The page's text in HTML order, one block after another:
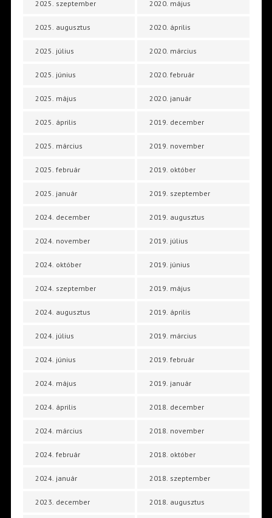
2025. szeptember
2025. augusztus
2025. július
2025. június
2025. május
2025. április
2025. március
2025. február
2025. január
2024. december
2024. november
2024. október
2024. szeptember
2024. augusztus
2024. július
2024. június
2024. május
2024. április
2024. március
2024. február
2024. január
2023. december
2020. május
2020. április
2020. március
2020. február
2020. január
2019. december
2019. november
2019. október
2019. szeptember
2019. augusztus
2019. július
2019. június
2019. május
2019. április
2019. március
2019. február
2019. január
2018. december
2018. november
2018. október
2018. szeptember
2018. augusztus